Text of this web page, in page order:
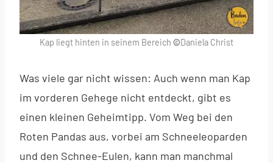
Kap liegt hinten in seinem Bereich ©Daniela Christ
Was viele gar nicht wissen: Auch wenn man Kap
im vorderen Gehege nicht entdeckt, gibt es
einen kleinen Geheimtipp. Vom Weg bei den
Roten Pandas aus, vorbei am Schneeleoparden
und den Schnee-Eulen, kann man manchmal